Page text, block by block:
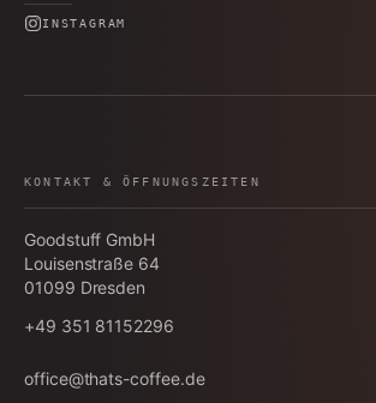
INSTAGRAM
KONTAKT & ÖFFNUNGSZEITEN
Goodstuff GmbH
Louisenstraße 64
01099 Dresden
+49 351 81152296
office@thats-coffee.de